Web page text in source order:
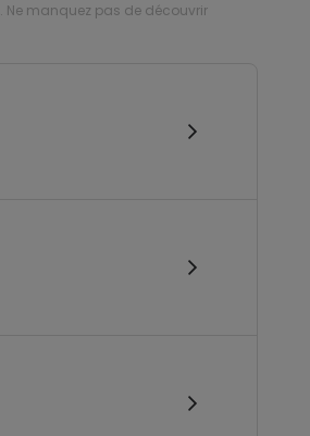
. Ne manquez pas de découvrir